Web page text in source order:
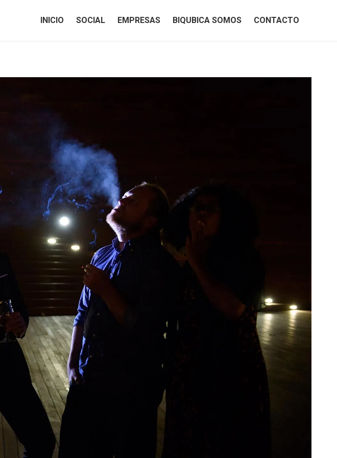
INICIO SOCIAL EMPRESAS BIQUBICA SOMOS CONTACTO
INICIO SOCIAL EMPRESAS BIQUBICA SOMOS CONTACTO